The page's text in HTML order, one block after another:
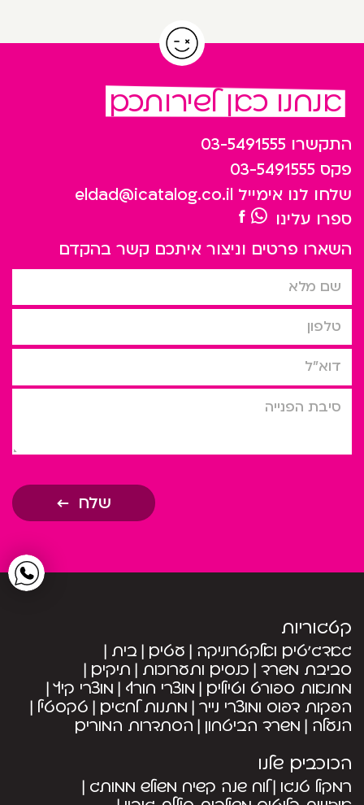
אנחנו כאן לשירותכם
התקשרו 03-5491555
פקס 03-5491555
שלחו לנו אימייל eldad@icatalog.co.il
ספרו עלינו
השארו פרטים וניצור איתכם קשר בהקדם
שם מלא
טלפון
דוא”ל
סיבת הפניה
שלח
קטגוריות
גאדג’טים ואלקטרוניקה עטים בית
סביבת משרד כנסים ותערוכות תיקים
מחנאות ספורט וטיולים מוצרי חורף מוצרי קיץ
הפקות דפוס ומוצרי נייר מתנות לחגים טקסטיל
הנעלה משרד הביטחון הסתדרות המורים
הכוכבים שלנו
רמקול טנגו לוח שנה קשיח משולש ממותג